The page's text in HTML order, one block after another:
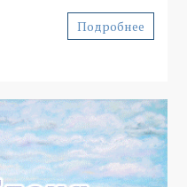
Подробнее